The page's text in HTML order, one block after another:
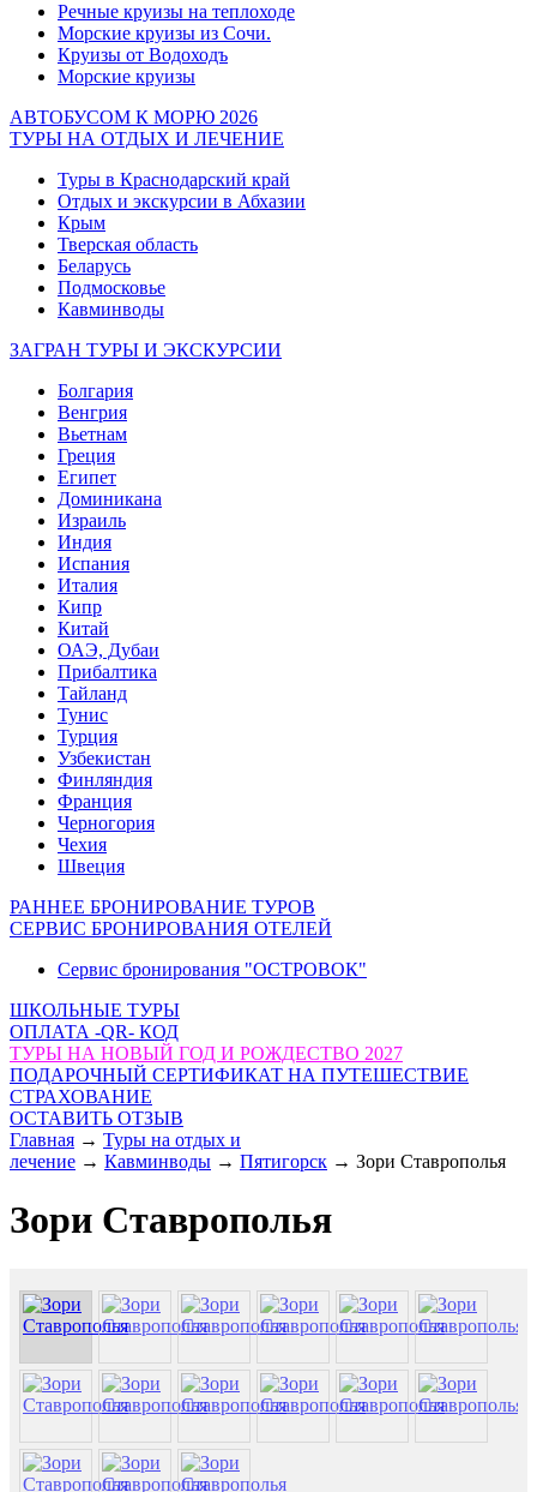
Речные круизы на теплоходе
Морские круизы из Сочи.
Круизы от Водоходъ
Морские круизы
АВТОБУСОМ К МОРЮ 2026
ТУРЫ НА ОТДЫХ И ЛЕЧЕНИЕ
Туры в Краснодарский край
Отдых и экскурсии в Абхазии
Крым
Тверская область
Беларусь
Подмосковье
Кавминводы
ЗАГРАН ТУРЫ И ЭКСКУРСИИ
Болгария
Венгрия
Вьетнам
Греция
Египет
Доминикана
Израиль
Индия
Испания
Италия
Кипр
Китай
ОАЭ, Дубаи
Прибалтика
Тайланд
Тунис
Турция
Узбекистан
Финляндия
Франция
Черногория
Чехия
Швеция
РАННЕЕ БРОНИРОВАНИЕ ТУРОВ
СЕРВИС БРОНИРОВАНИЯ ОТЕЛЕЙ
Сервис бронирования "ОСТРОВОК"
ШКОЛЬНЫЕ ТУРЫ
ОПЛАТА -QR- КОД
ТУРЫ НА НОВЫЙ ГОД И РОЖДЕСТВО 2027
ПОДАРОЧНЫЙ СЕРТИФИКАТ НА ПУТЕШЕСТВИЕ
СТРАХОВАНИЕ
ОСТАВИТЬ ОТЗЫВ
Главная → Туры на отдых и
лечение → Кавминводы → Пятигорск → Зори Ставрополья
Зори Ставрополья